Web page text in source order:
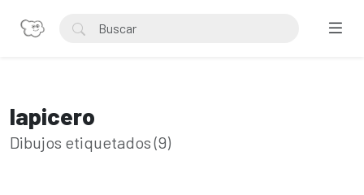
lapicero
Dibujos etiquetados (9)